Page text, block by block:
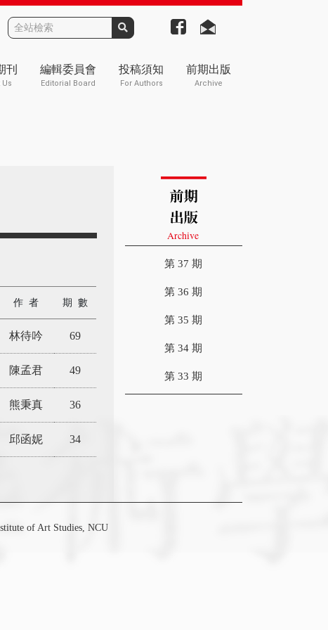
刊
Us
編輯委員會
Editorial Board
投稿須知
For Authors
前期出版
Archive
作 者 期 數
林待吟 69
陳孟君 49
熊秉真 36
邱函妮 34
第 37 期
第 36 期
第 35 期
第 34 期
第 33 期
of Art Studies, NCU